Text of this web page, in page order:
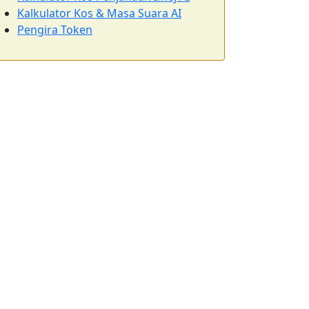
Kalkulator Kos & Masa Suara AI
Pengira Token